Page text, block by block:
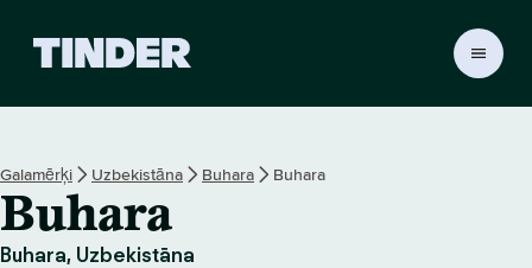
r
Galamērķi Uzbekistāna Buhara Buhara
Buhara
Buhara, Uzbekistāna